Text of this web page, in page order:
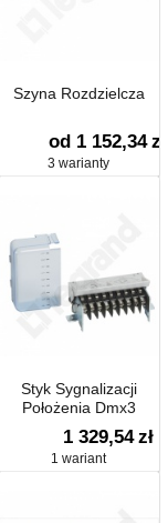
Szyna Rozdzielcza
od 1 152,34 zł
3 warianty
Styk Sygnalizacji
Położenia Dmx3
Wysów.
1 329,54 zł
1 wariant